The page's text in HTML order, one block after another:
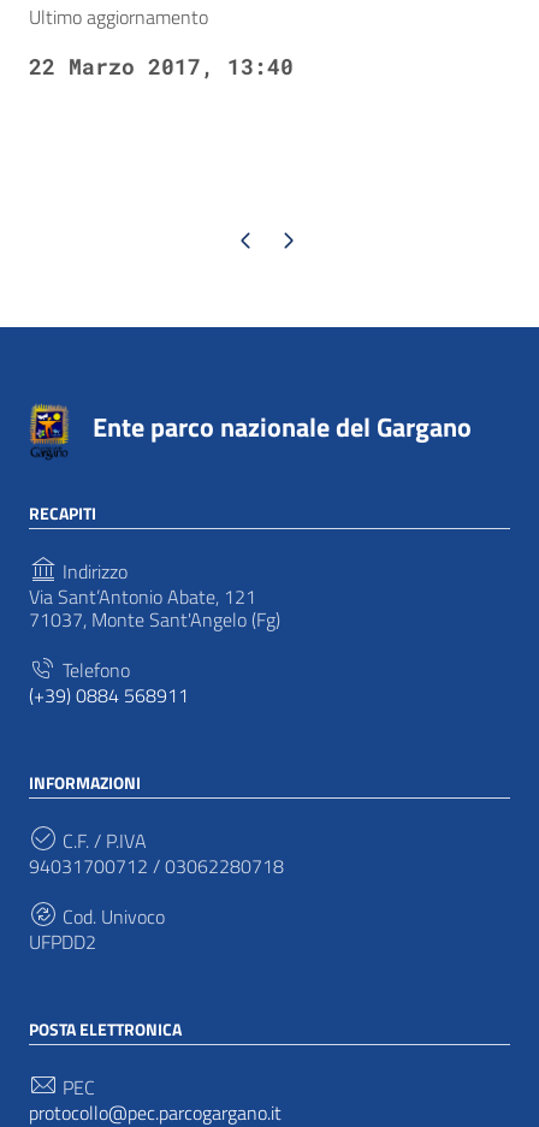
Ultimo aggiornamento
22 Marzo 2017, 13:40
Pagina precedente
Pagina successiva
Ente parco nazionale del Gargano
RECAPITI
Indirizzo
Via Sant’Antonio Abate, 121
71037, Monte Sant'Angelo (Fg)
Telefono
(+39) 0884 568911
INFORMAZIONI
C.F. / P.IVA
94031700712 / 03062280718
Cod. Univoco
UFPDD2
POSTA ELETTRONICA
PEC
protocollo@pec.parcogargano.it